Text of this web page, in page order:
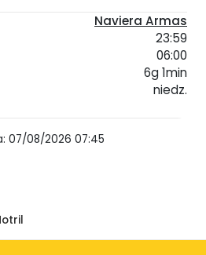
Naviera Armas
23:59
06:00
6g 1min
niedz.
07/08/2026 07:45